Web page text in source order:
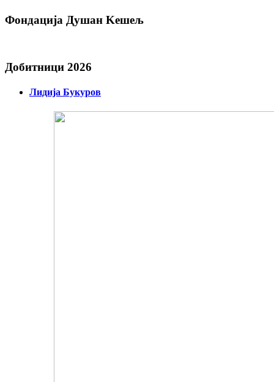
Фондација Душан Kешељ
Добитници 2026
Лидија Букуров